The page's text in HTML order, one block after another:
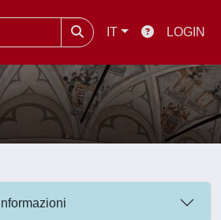
IT LOGIN
Informazioni